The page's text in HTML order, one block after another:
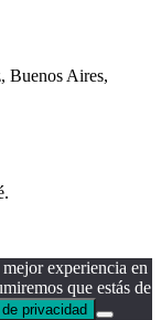
Buenos Aires,
experiencia en
que estás de
privacidad